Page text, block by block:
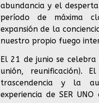
abundancia y el
período de máxima
expansión de la
nuestro propio fuego
El 21 de junio se
unión, reunificación).
trascendencia y la
experiencia de SER